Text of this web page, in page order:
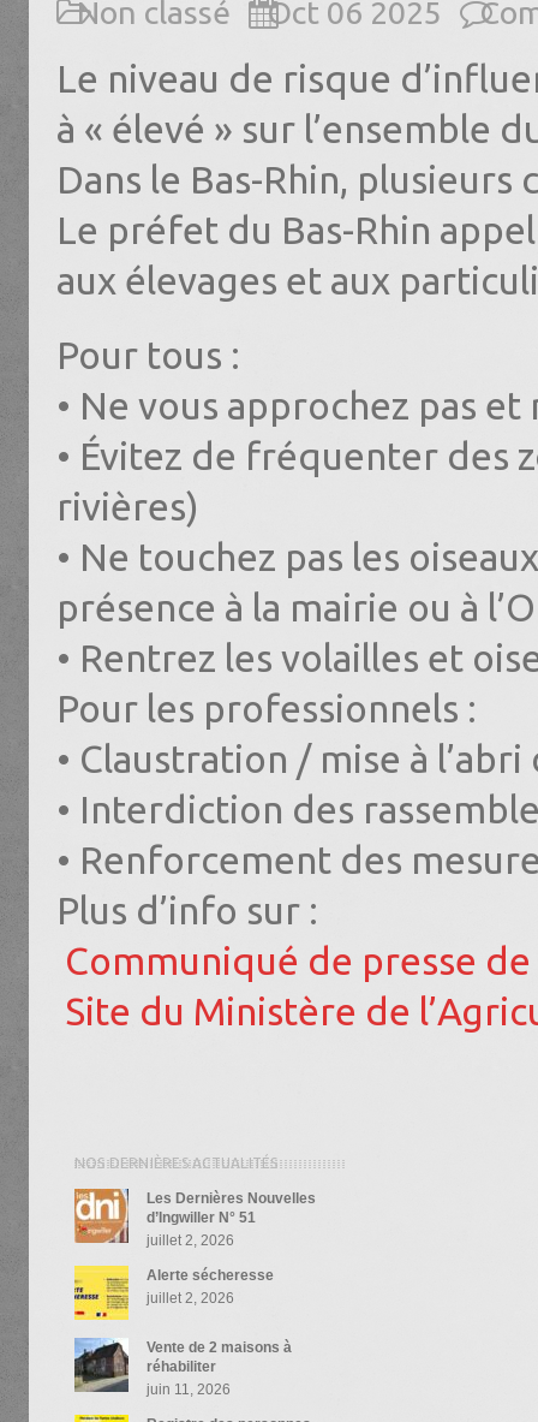
Non classé Oct 06 2025
Le niveau de risque
à « élevé » sur l’ensemble
Dans le Bas-Rhin,
Le préfet du Bas-Rhin
aux élevages et aux
Pour tous :
• Ne vous approchez pas
• Évitez de fréquenter des
rivières)
• Ne touchez pas les
présence à la mairie ou à
• Rentrez les volailles et
Pour les professionnels :
• Claustration / mise à
• Interdiction des
• Renforcement des
Plus d’info sur :
Communiqué de presse
Site du Ministère de
NOS DERNIÈRES ACTUALITÉS
Les Dernières Nouvelles
d’Ingwiller N° 51
juillet 2, 2026
Alerte sécheresse
juillet 2, 2026
Vente de 2 maisons à
réhabiliter
juin 11, 2026